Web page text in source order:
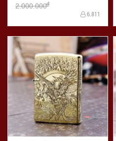
2.000.000đ
6.811